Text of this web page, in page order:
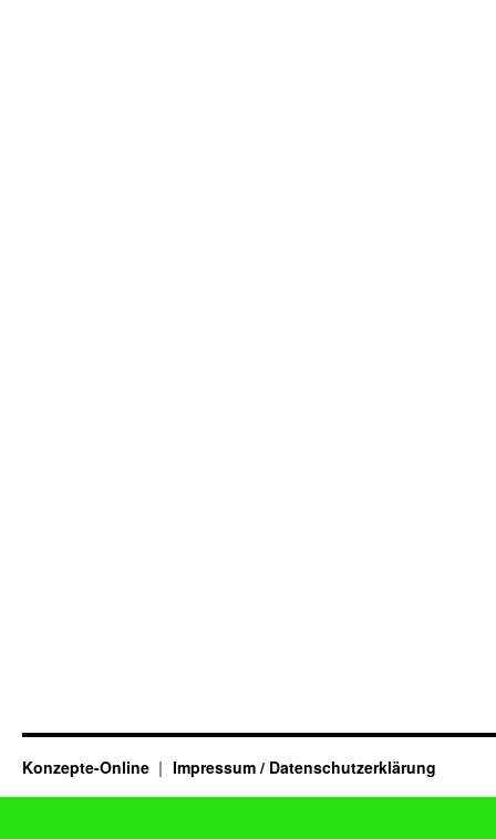
Konzepte-Online Impressum / Datenschutzerklärung